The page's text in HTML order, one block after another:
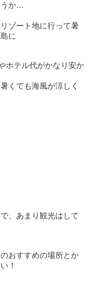
うか…
ゾート地に行って暑
に
ホテル代がかなり安か
くても海風が涼しく
、あまり観光はして
おすすめの場所とか
！